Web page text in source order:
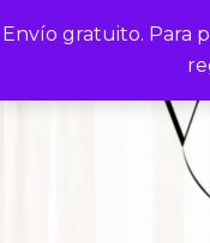
Envío gratuito. Para
to